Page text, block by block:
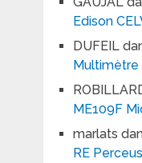
Edison
DUFEIL
Multimètre
ME109F
marlats
RE